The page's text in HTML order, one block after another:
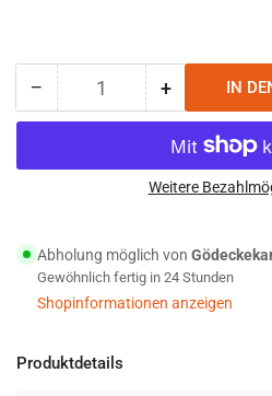
− Menge
reduzieren
HCS
cm
12
Stunden
Anzahl +Menge
erhöhen
für
HCS
Leuchtstab
cm
12
Stunden
IN
Weitere
Abholung möglich von
Gewöhnlich fertig in 24 Stunden
Shopinformationen anzeigen
Produktdetails